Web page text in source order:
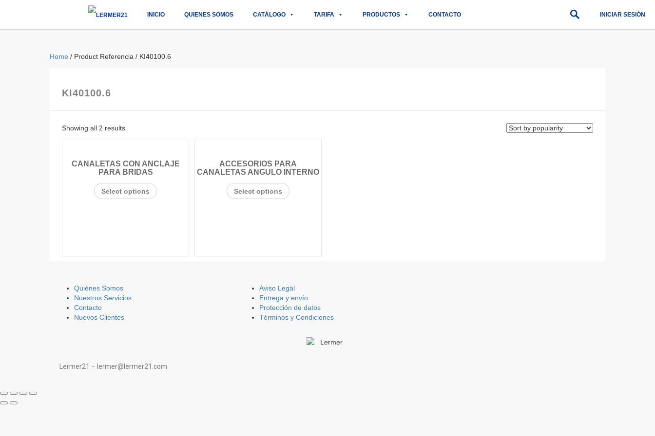
INICIO QUIENES SOMOS CATÁLOGO TARIFA PRODUCTOS CONTACTO INICIAR SESIÓN
Home / Product Referencia / KI40100.6
KI40100.6
Showing all 2 results
CANALETAS CON ANCLAJE
PARA BRIDAS
Select options
ACCESORIOS PARA
CANALETAS ANGULO INTERNO
Select options
Quiénes Somos
Nuestros Servicios
Contacto
Nuevos Clientes
Aviso Legal
Entrega y envío
Protección de datos
Términos y Condiciones
Lermer21 – lermer@lermer21.com